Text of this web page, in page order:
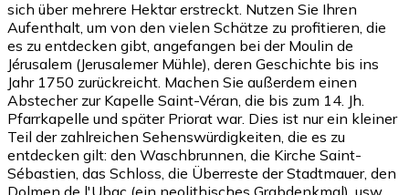
sich über mehrere Hektar erstreckt. Nutzen Sie Ihren
Aufenthalt, um von den vielen Schätze zu profitieren, die
es zu entdecken gibt, angefangen bei der Moulin de
Jérusalem (Jerusalemer Mühle), deren Geschichte bis ins
Jahr 1750 zurückreicht. Machen Sie außerdem einen
Abstecher zur Kapelle Saint-Véran, die bis zum 14. Jh.
Pfarrkapelle und später Priorat war. Dies ist nur ein kleiner
Teil der zahlreichen Sehenswürdigkeiten, die es zu
entdecken gilt: den Waschbrunnen, die Kirche Saint-
Sébastien, das Schloss, die Überreste der Stadtmauer, den
Dolmen de l'Ubac (ein neolithisches Grabdenkmal), usw.